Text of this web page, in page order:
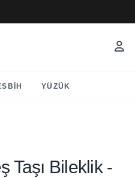
YÜZÜK
Taşı Bileklik -